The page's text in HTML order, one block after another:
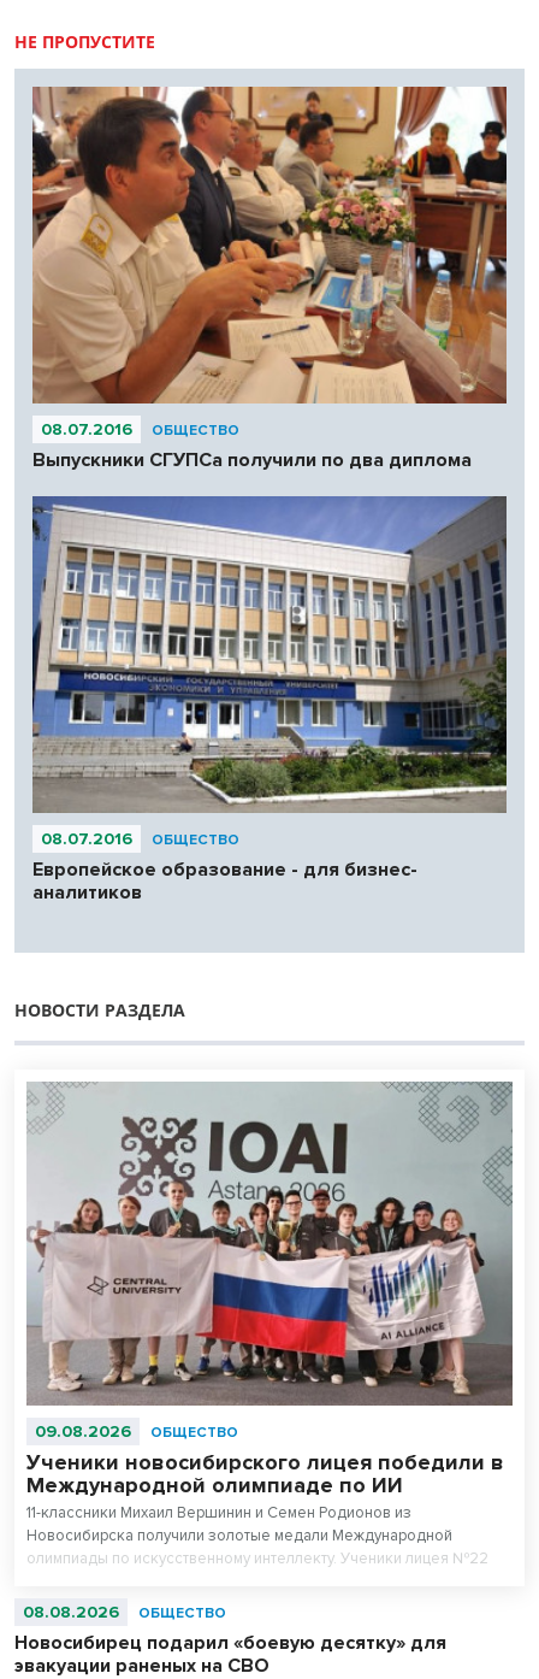
НЕ ПРОПУСТИТЕ
08.07.2016 ОБЩЕСТВО
Выпускники СГУПСа получили по два диплома
08.07.2016 ОБЩЕСТВО
Европейское образование - для бизнес-
аналитиков
НОВОСТИ РАЗДЕЛА
09.08.2026 ОБЩЕСТВО
Ученики новосибирского лицея победили в
Международной олимпиаде по ИИ
11-классники Михаил Вершинин и Семен Родионов из
Новосибирска получили золотые медали Международной
олимпиады по искусственному интеллекту. Ученики лицея №22
абсолютными чемпионами соревнований.
08.08.2026 ОБЩЕСТВО
Новосибирец подарил «боевую десятку» для
эвакуации раненых на СВО